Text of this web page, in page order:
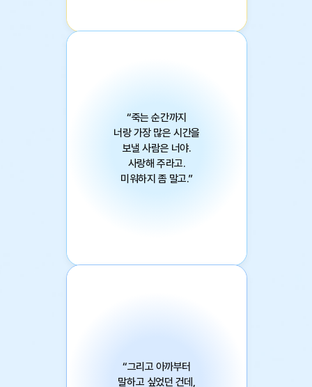
“죽는 순간까지
너랑 가장 많은 시간을
보낼 사람은 너야.
사랑해 주라고.
미워하지 좀 말고.”
“그리고 아까부터
말하고 싶었던 건데,